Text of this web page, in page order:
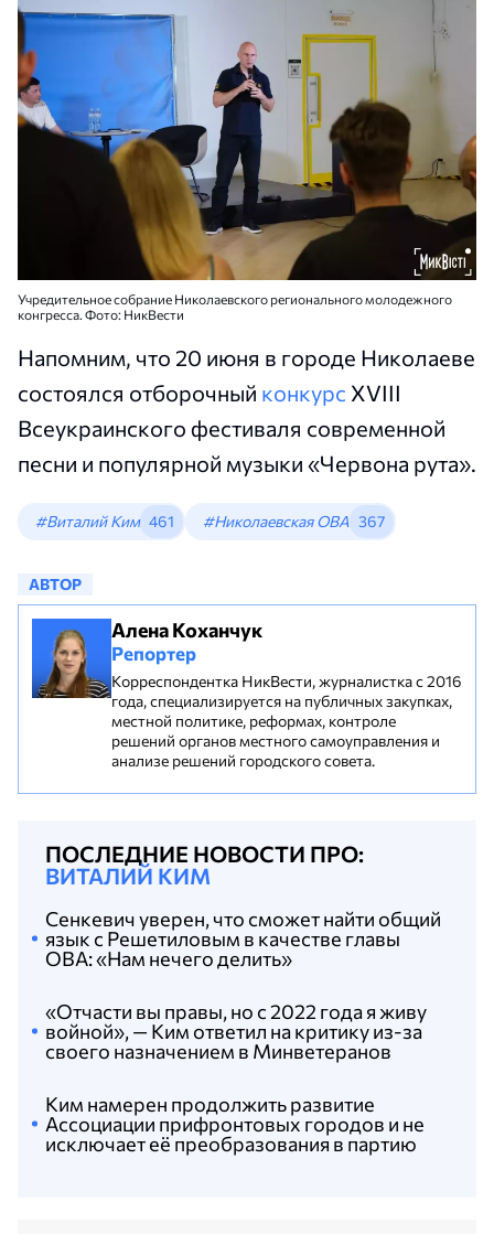
Учредительное собрание Николаевского регионального молодежного
конгресса. Фото: НикВести
Напомним, что 20 июня в городе Николаеве
состоялся отборочный конкурс XVIII
Всеукраинского фестиваля современной
песни и популярной музыки «Червона рута».
#Виталий Ким 461 #Николаевская ОВА 367
АВТОР
Алена Коханчук
Репортер
Корреспондентка НикВести, журналистка с 2016
года, специализируется на публичных закупках,
местной политике, реформах, контроле
решений органов местного самоуправления и
анализе решений городского совета.
ПОСЛЕДНИЕ НОВОСТИ ПРО:
ВИТАЛИЙ КИМ
Ким намерен продолжить развитие
Ассоциации прифронтовых городов и не
исключает её преобразования в партию
«Отчасти вы правы, но с 2022 года я живу
войной», — Ким ответил на критику из-за
своего назначением в Минветеранов
Сенкевич уверен, что сможет найти общий
язык с Решетиловым в качестве главы
ОВА: «Нам нечего делить»